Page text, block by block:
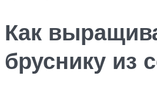
Как
бруснику из